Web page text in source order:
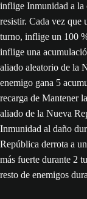
inflige Inmunidad a la
resistir. Cada vez que
turno, inflige un 100
inflige una
aliado aleatorio de la
enemigo gana 5
recarga de Mantener
aliado de la Nueva
Inmunidad al daño
República derrota a
más fuerte durante 2
resto de enemigos